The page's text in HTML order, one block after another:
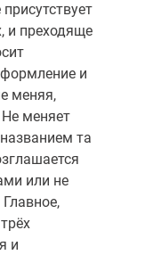
и преходяще
и
меняя,
Не меняет
та
или не
и